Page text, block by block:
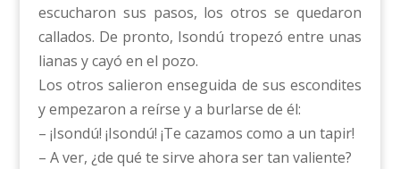
escucharon sus pasos, los otros se quedaron
callados. De pronto, Isondú tropezó entre unas
lianas y cayó en el pozo.
Los otros salieron enseguida de sus escondites
y empezaron a reírse y a burlarse de él:
– ¡Isondú! ¡Isondú! ¡Te cazamos como a un tapir!
– A ver, ¿de qué te sirve ahora ser tan valiente?